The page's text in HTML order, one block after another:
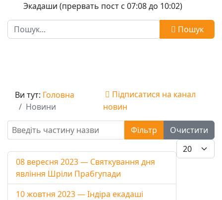
Экадаши (прервать пост с 07:08 до 10:02)
Пошук
Пошук
Ви тут: Головна
Новини
Підписатися на канал
новин
Введіть частину назви
Фільтр
Очистити
Показувати
08 вересня 2023 — Святкування дня
явління Шріли Прабгупади
10 жовтня 2023 — Індіра екадаші